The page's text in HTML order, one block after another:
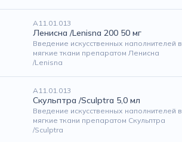
А11.01.013
Ленисна /Lenisna 200 50 мг
Введение искусственных наполнителей в
мягкие ткани препаратом Ленисна
/Lenisna
А11.01.013
Скульптра /Sculptra 5,0 мл
Введение искусственных наполнителей в
мягкие ткани препаратом Скульптра
/Sculptra